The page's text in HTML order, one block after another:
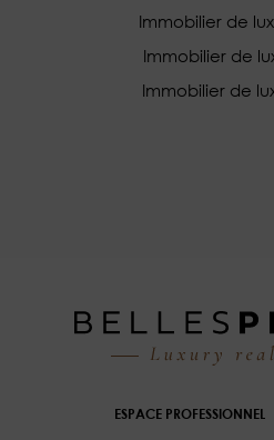
Immobilier de
Immobilier de
Immobilier de
ESPACE PROFESSIONNEL